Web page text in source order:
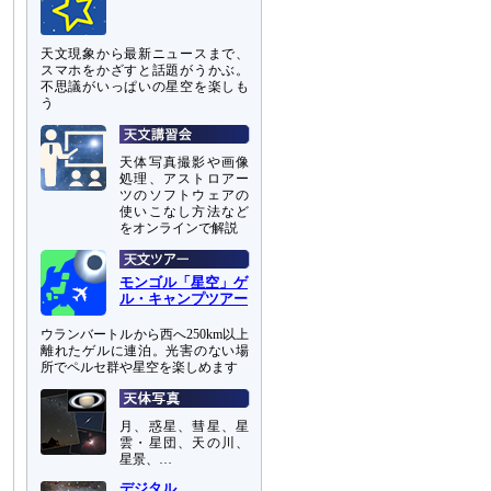
天文現象から最新ニュースまで、
スマホをかざすと話題がうかぶ。
不思議がいっぱいの星空を楽しも
う
天体写真撮影や画像
処理、アストロアー
ツのソフトウェアの
使いこなし方法など
をオンラインで解説
モンゴル「星空」ゲ
ル・キャンプツアー
ウランバートルから西へ250km以上
離れたゲルに連泊。光害のない場
所でペルセ群や星空を楽しめます
月、惑星、彗星、星
雲・星団、天の川、
星景、…